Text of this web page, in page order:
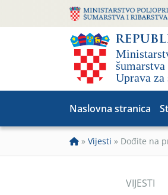
Naslovna stranica
» Vijesti » Dođite na
VIJESTI